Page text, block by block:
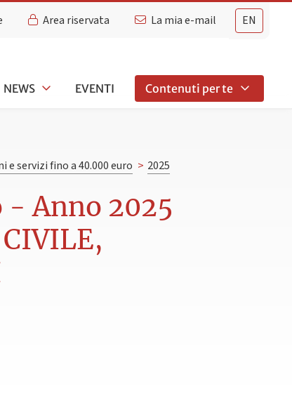
EN
Area riservata La mia e-mail
NEWS EVENTI Contenuti per te
e servizi fino a 40.000 euro > 2025
- Anno 2025